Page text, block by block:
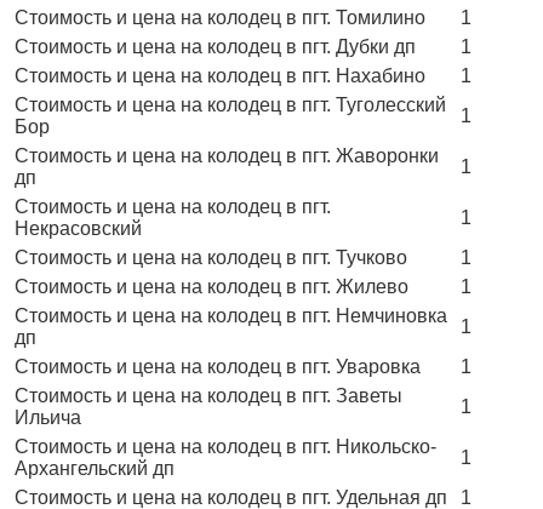
Стоимость и цена на колодец в пгт. Томилино
1
Стоимость и цена на колодец в пгт. Дубки дп
1
Стоимость и цена на колодец в пгт. Нахабино
1
Стоимость и цена на колодец в пгт. Туголесский
Бор
1
Стоимость и цена на колодец в пгт. Жаворонки
дп
1
Стоимость и цена на колодец в пгт.
Некрасовский
1
Стоимость и цена на колодец в пгт. Тучково
1
Стоимость и цена на колодец в пгт. Жилево
1
Стоимость и цена на колодец в пгт. Немчиновка
дп
1
Стоимость и цена на колодец в пгт. Уваровка
1
Стоимость и цена на колодец в пгт. Заветы
Ильича
1
Стоимость и цена на колодец в пгт. Никольско-
Архангельский дп
1
Стоимость и цена на колодец в пгт. Удельная дп
1